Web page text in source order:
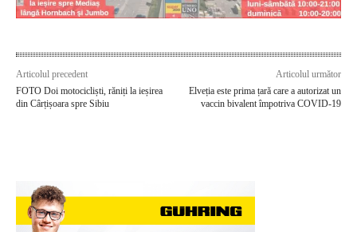
Articolul precedent
FOTO Doi motocicliști, răniți la ieșirea
din Cârțișoara spre Sibiu
Articolul următor
Elveția este prima țară care a autorizat un
vaccin bivalent împotriva COVID-19